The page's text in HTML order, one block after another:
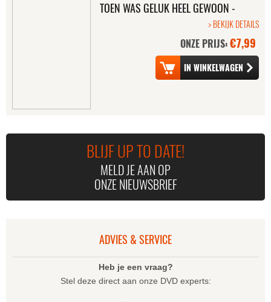
(2DVD)
LUNCHBOX)
PRINSESSEN -
TOEN WAS GELUK HEEL GEWOON -
> BEKIJK DETAILS
ONZE PRIJS:€7,99
BLIJF UP TO DATE!
MELD JE AAN OP
ONZE NIEUWSBRIEF
ADVIES & SERVICE
Heb je een vraag?
Stel deze direct aan onze DVD experts: